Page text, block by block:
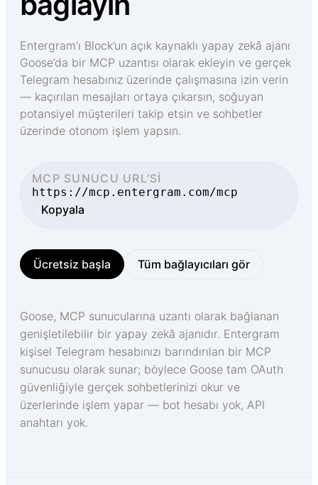
Entergram’ı Block’un açık kaynaklı yapay zekâ ajanı
Goose’da bir MCP uzantısı olarak ekleyin ve gerçek
Telegram hesabınız üzerinde çalışmasına izin verin
— kaçırılan mesajları ortaya çıkarsın, soğuyan
potansiyel müşterileri takip etsin ve sohbetler
üzerinde otonom işlem yapsın.
MCP SUNUCU URL’SI
https://mcp.entergram.com/mcp
Kopyala
Ücretsiz başla Tüm bağlayıcıları gör
Goose, MCP sunucularına uzantı olarak bağlanan
genişletilebilir bir yapay zekâ ajanıdır. Entergram
kişisel Telegram hesabınızı barındırılan bir MCP
sunucusu olarak sunar; böylece Goose tam OAuth
güvenliğiyle gerçek sohbetlerinizi okur ve
üzerlerinde işlem yapar — bot hesabı yok, API
anahtarı yok.